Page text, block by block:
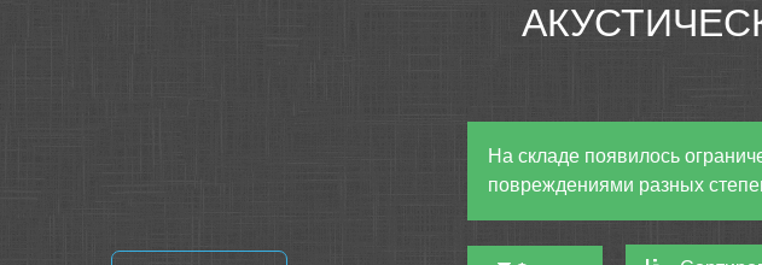
На складе появилось
повреждениями разных